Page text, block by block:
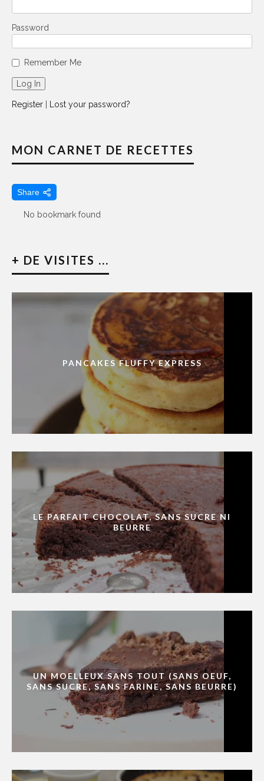
Password
Remember Me
Register Lost your password?
MON CARNET DE RECETTES
Share
No bookmark found
+ DE VISITES ...
PANCAKES FLUFFY EXPRESS
LE PARFAIT CHOCOLAT, SANS SUCRE NI
BEURRE
UN MOELLEUX SANS TOUT (SANS OEUF,
SANS SUCRE, SANS FARINE, SANS BEURRE)